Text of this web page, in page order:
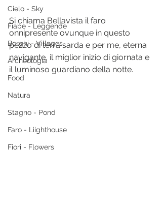
Cielo - Sky
Fiabe - Leggende
Borghi - Villages
Archeologia
Food
Natura
Stagno - Pond
Faro - Liighthouse
Fiori - Flowers
Si chiama Bellavista il faro
onnipresente ovunque in questo
pezzo di terra sarda e per me, eterna
navigante, il miglior inizio di giornata e
il luminoso guardiano della notte.